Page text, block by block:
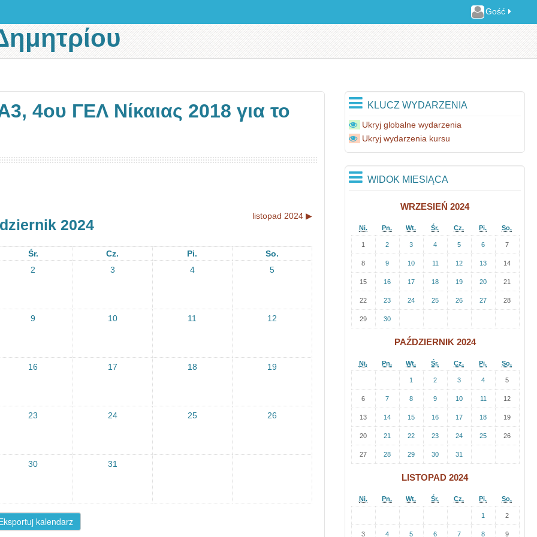
Gość
4ου ΓΕΛ Νίκαιας 2018 για το
2024
listopad 2024 ▶︎
Śr. Cz. Pi.
So.
2 3 4 5
9 10 11 12
16 17 18 19
23 24 25 26
30 31
KLUCZ WYDARZENIA
Ukryj globalne wydarzenia
Ukryj wydarzenia kursu
WIDOK MIESIĄCA
WRZESIEŃ 2024
Ni. Pn. Wt. Śr. Cz. Pi. So.
1 2 3 4 5 6 7
8 9 10 11 12 13 14
15 16 17 18 19 20 21
22 23 24 25 26 27 28
29 30
PAŹDZIERNIK 2024
Ni. Pn. Wt. Śr. Cz. Pi. So.
1 2 3 4 5
6 7 8 9 10 11 12
13 14 15 16 17 18 19
20 21 22 23 24 25 26
27 28 29 30 31
LISTOPAD 2024
Ni. Pn. Wt. Śr. Cz. Pi. So.
1 2
3 4 5 6 7 8 9